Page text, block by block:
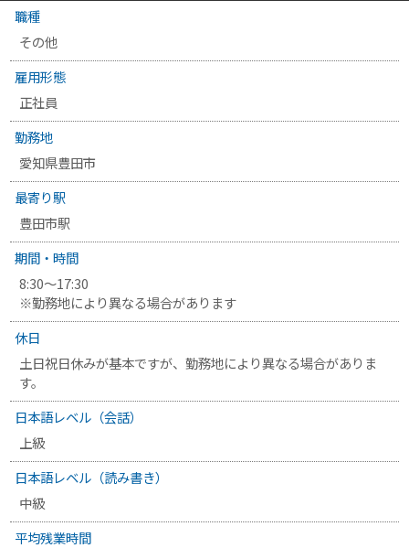
職種
その他
雇用形態
正社員
勤務地
愛知県豊田市
最寄り駅
豊田市駅
期間・時間
8:30〜17:30
※勤務地により異なる場合があります
休日
土日祝日休みが基本ですが、勤務地により異なる場合がありま
す。
日本語レベル（会話）
上級
日本語レベル（読み書き）
中級
平均残業時間